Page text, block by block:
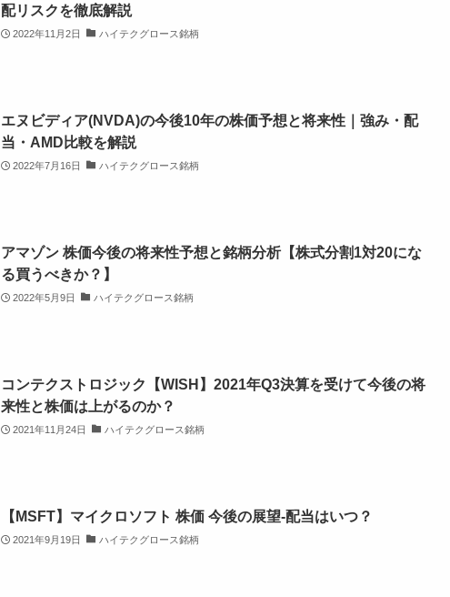
配リスクを徹底解説
2022年11月2日 ハイテクグロース銘柄
エヌビディア(NVDA)の今後10年の株価予想と将来性｜強み・配
当・AMD比較を解説
2022年7月16日 ハイテクグロース銘柄
アマゾン 株価今後の将来性予想と銘柄分析【株式分割1対20にな
る買うべきか？】
2022年5月9日 ハイテクグロース銘柄
コンテクストロジック【WISH】2021年Q3決算を受けて今後の将
来性と株価は上がるのか？
2021年11月24日 ハイテクグロース銘柄
【MSFT】マイクロソフト 株価 今後の展望-配当はいつ？
2021年9月19日 ハイテクグロース銘柄